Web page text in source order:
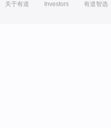
关于有道 Investors 有道智选